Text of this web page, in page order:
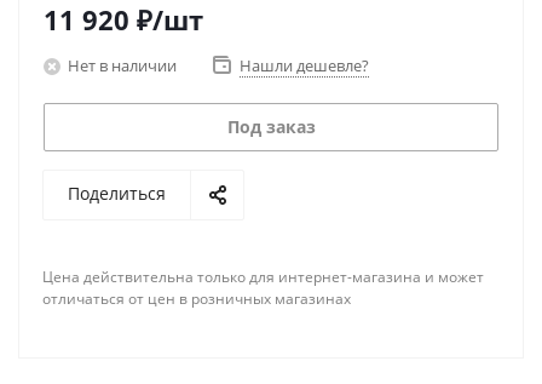
11 920 ₽/шт
Нет в наличии Нашли дешевле?
Под заказ
Поделиться
Цена действительна только для интернет-магазина и может
отличаться от цен в розничных магазинах